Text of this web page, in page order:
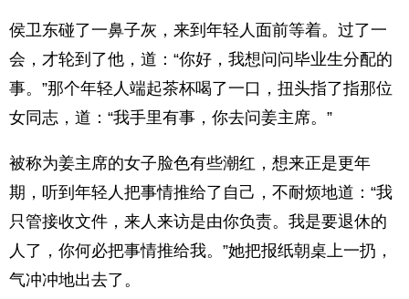
侯卫东碰了一鼻子灰，来到年轻人面前等着。过了一
会，才轮到了他，道：“你好，我想问问毕业生分配的
事。”那个年轻人端起茶杯喝了一口，扭头指了指那位
女同志，道：“我手里有事，你去问姜主席。”
被称为姜主席的女子脸色有些潮红，想来正是更年
期，听到年轻人把事情推给了自己，不耐烦地道：“我
只管接收文件，来人来访是由你负责。我是要退休的
人了，你何必把事情推给我。”她把报纸朝桌上一扔，
气冲冲地出去了。